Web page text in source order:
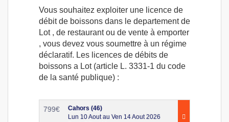
Vous souhaitez exploiter une licence de
débit de boissons dans le departement de
Lot , de restaurant ou de vente à emporter
, vous devez vous soumettre à un régime
déclaratif. Les licences de débits de
boissons a Lot (article L. 3331-1 du code
de la santé publique) :
799€
Cahors (46)
Lun 10 Aout au Ven 14 Aout 2026